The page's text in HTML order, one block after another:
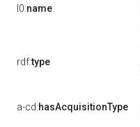
l0:name
rdf:type
a-cd:hasAcquisitionType